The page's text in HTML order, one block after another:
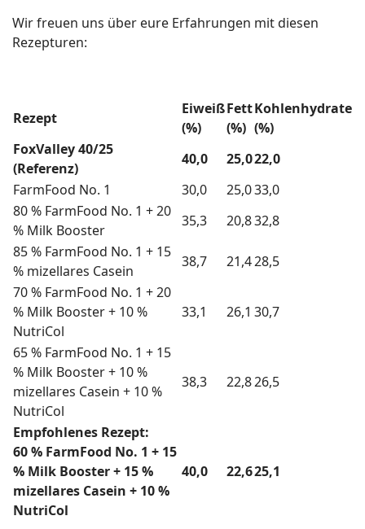
Wir freuen uns über eure Erfahrungen mit diesen
Rezepturen:
Rezept
Eiweiß
(%)
Fett
(%)
Kohlenhydrate
(%)
FoxValley 40/25
(Referenz)
40,0 25,022,0
FarmFood No. 1
30,0 25,033,0
80 % FarmFood No. 1 + 20
% Milk Booster
35,3 20,832,8
85 % FarmFood No. 1 + 15
% mizellares Casein
38,7 21,428,5
70 % FarmFood No. 1 + 20
% Milk Booster + 10 %
NutriCol
33,1 26,1 30,7
65 % FarmFood No. 1 + 15
% Milk Booster + 10 %
mizellares Casein + 10 %
NutriCol
38,3 22,826,5
Empfohlenes Rezept:
60 % FarmFood No. 1 + 15
% Milk Booster + 15 %
mizellares Casein + 10 %
NutriCol
40,0 22,625,1